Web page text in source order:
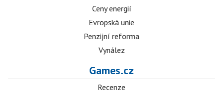
Ceny energií
Evropská unie
Penzijní reforma
Vynález
Games.cz
Recenze